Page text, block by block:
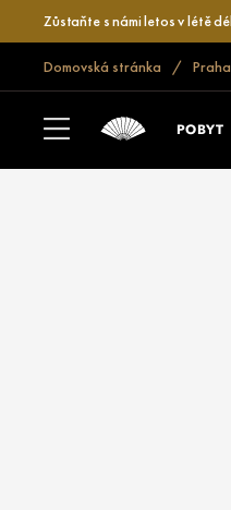
Zůstaňte s námi letos v létě
Domovská stránka Praha
POBYT